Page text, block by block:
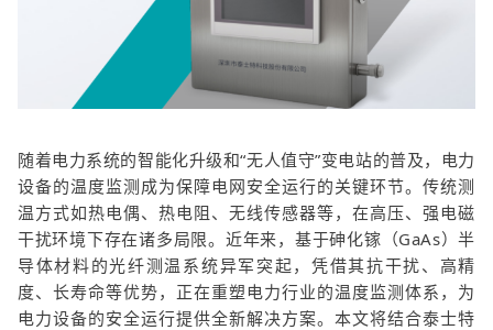
随着电力系统的智能化升级和“无人值守”变电站的普及，电力
设备的温度监测成为保障电网安全运行的关键环节。传统测
温方式如热电偶、热电阻、无线传感器等，在高压、强电磁
干扰环境下存在诸多局限。近年来，基于砷化镓（GaAs）半
导体材料的光纤测温系统异军突起，凭借其抗干扰、高精
度、长寿命等优势，正在重塑电力行业的温度监测体系，为
电力设备的安全运行提供全新解决方案。本文将结合泰士特